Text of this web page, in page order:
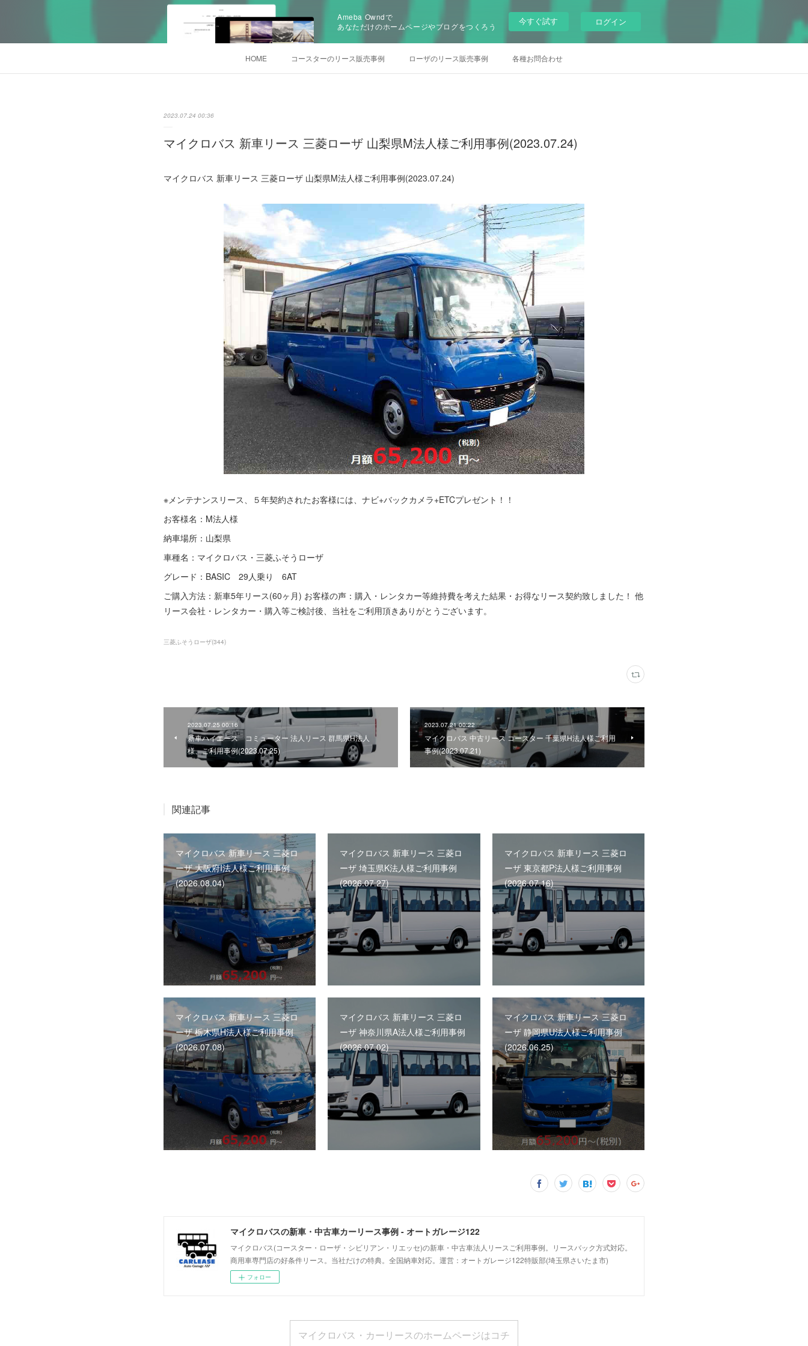
Ameba Owndで
あなただけのホームページやブログをつくろう
今すぐ試す ログイン
HOME コースターのリース販売事例 ローザのリース販売事例 各種お問合わせ
2023.07.24 00:36
マイクロバス 新車リース 三菱ローザ 山梨県M法人様ご利用事例(2023.07.24)
マイクロバス 新車リース 三菱ローザ 山梨県M法人様ご利用事例(2023.07.24)
※メンテナンスリース、５年契約されたお客様には、ナビ+バックカメラ+ETCプレゼント！！
お客様名：M法人様
納車場所：山梨県
車種名：マイクロバス・三菱ふそうローザ
グレード：BASIC 29人乗り 6AT
ご購入方法：新車5年リース(60ヶ月) お客様の声：購入・レンタカー等維持費を考えた結果・お得なリース契約致しました！ 他
リース会社・レンタカー・購入等ご検討後、当社をご利用頂きありがとうございます。
三菱ふそうローザ(344)
2023.07.25 00:16
新車ハイエース コミューター 法人リース 群馬県H法人
様、ご利用事例(2023.07.25)
2023.07.21 00:22
マイクロバス 中古リース コースター 千葉県H法人様ご利用
事例(2023.07.21)
関連記事
マイクロバス 新車リース 三菱ロ
ーザ 大阪府I法人様ご利用事例
(2026.08.04)
マイクロバス 新車リース 三菱ロ
ーザ 埼玉県K法人様ご利用事例
(2026.07.27)
マイクロバス 新車リース 三菱ロ
ーザ 東京都P法人様ご利用事例
(2026.07.16)
マイクロバス 新車リース 三菱ロ
ーザ 栃木県H法人様ご利用事例
(2026.07.08)
マイクロバス 新車リース 三菱ロ
ーザ 神奈川県A法人様ご利用事例
(2026.07.02)
マイクロバス 新車リース 三菱ロ
ーザ 静岡県U法人様ご利用事例
(2026.06.25)
マイクロバスの新車・中古車カーリース事例 - オートガレージ122
マイクロバス(コースター・ローザ・シビリアン・リエッセ)の新車・中古車法人リースご利用事例。リースバック方式対応。
商用車専門店の好条件リース。当社だけの特典。全国納車対応。運営：オートガレージ122特販部(埼玉県さいたま市)
フォロー
マイクロバス・カーリースのホームページはコチ